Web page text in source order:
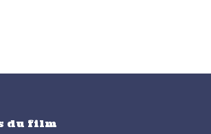
du film